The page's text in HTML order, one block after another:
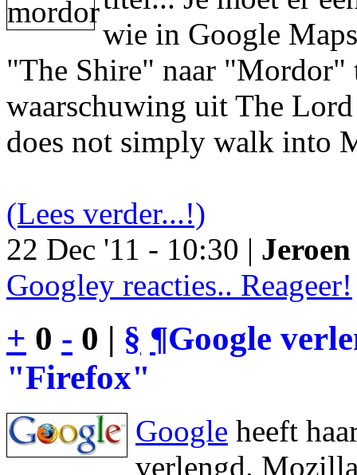
wie in Google
"The Shire" naar "Mordor"
waarschuwing uit The
does not simply walk into
(Lees verder...!)
22 Dec '11 - 10:30 |
Googley reacties.. Reageer!
+ 0 - 0 | § ¶Google
"Firefox"
Google heeft
verlengd.